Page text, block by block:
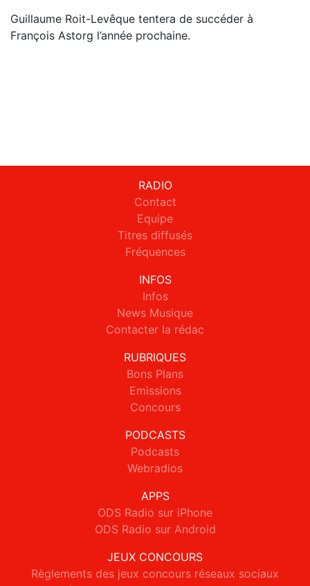
Guillaume Roit-Levêque tentera de succéder à
François Astorg l’année prochaine.
RADIO
Contact
Equipe
Titres diffusés
Fréquences
INFOS
Infos
News Musique
Contacter la rédac
RUBRIQUES
Bons Plans
Emissions
Concours
PODCASTS
Podcasts
Webradios
APPS
ODS Radio sur iPhone
ODS Radio sur Android
JEUX CONCOURS
Règlements des jeux concours réseaux sociaux